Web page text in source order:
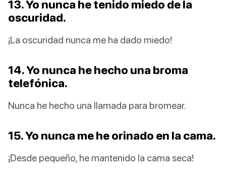
13. Yo nunca he tenido miedo de la
oscuridad.
¡La oscuridad nunca me ha dado miedo!
14. Yo nunca he hecho una broma
telefónica.
Nunca he hecho una llamada para bromear.
15. Yo nunca me he orinado en la cama.
¡Desde pequeño, he mantenido la cama seca!